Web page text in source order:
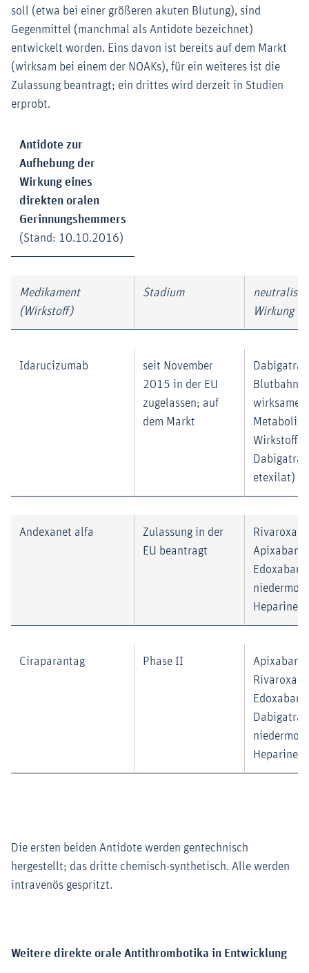
soll (etwa bei einer größeren akuten Blutung), sind
Gegenmittel (manchmal als Antidote bezeichnet)
entwickelt worden. Eins davon ist bereits auf dem Markt
(wirksam bei einem der NOAKs), für ein weiteres ist die
Zulassung beantragt; ein drittes wird derzeit in Studien
erprobt.
Antidote zur
Aufhebung der
Wirkung eines
direkten oralen
Gerinnungshemmers
(Stand: 10.10.2016)
Medikament
(Wirkstoff)
Stadium
Wirkung
Idarucizumab
seit November
2015 in der EU
zugelassen; auf
dem Markt
Blutbahn
wirksamer
Metabolit
Wirkstoffs
Dabigatran
etexilat)
Andexanet alfa
Zulassung in der
EU beantragt
Apixaban,
Edoxaban,
Heparine
Ciraparantag Phase II
Apixaban,
Edoxaban,
Heparine
Die ersten beiden Antidote werden gentechnisch
hergestellt; das dritte chemisch-synthetisch. Alle werden
intravenös gespritzt.
Weitere direkte orale Antithrombotika in Entwicklung